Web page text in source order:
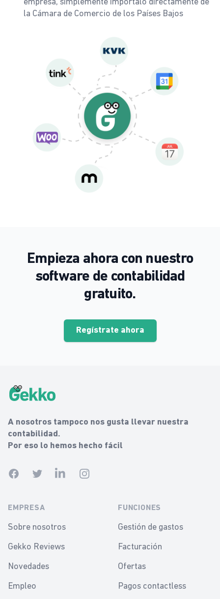
la Cámara de Comercio de los Países Bajos
Empieza ahora con nuestro
software de contabilidad
gratuito.
Regístrate ahora
Gekko
A nosotros tampoco nos gusta llevar nuestra
contabilidad.
Por eso lo hemos hecho fácil
FacebookTwitterLinkedinInstagram
EMPRESA
Sobre nosotros
Gekko Reviews
Novedades
Empleo
FUNCIONES
Gestión de gastos
Facturación
Ofertas
Pagos contactless